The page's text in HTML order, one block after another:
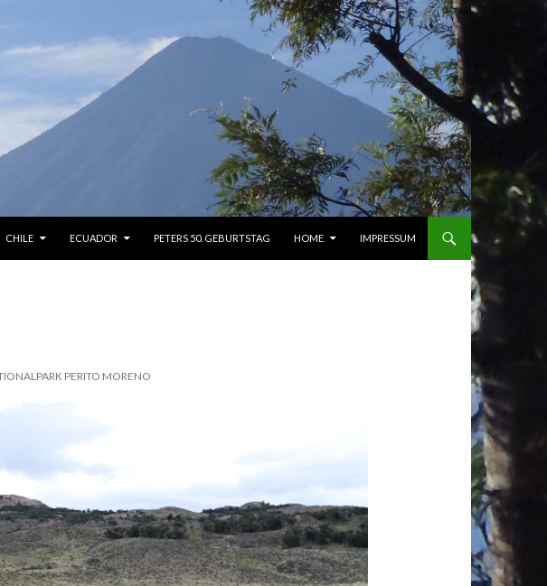
CHILE ECUADOR PETERS 50. GEBURTSTAG HOME IMPRESSUM
PERITO MORENO